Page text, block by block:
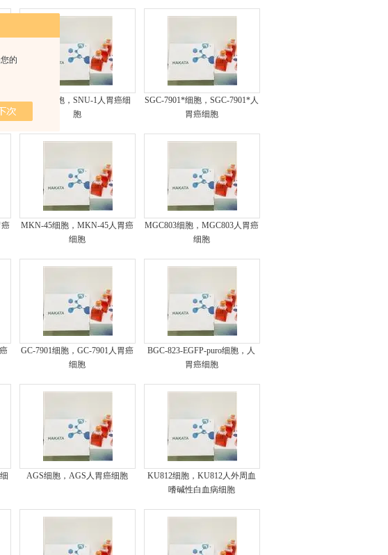
的
SNU-1细胞，SNU-1人胃癌细
胞
SGC-7901*细胞，SGC-7901*人
胃癌细胞
MKN-45细胞，MKN-45人胃癌
细胞
MGC803细胞，MGC803人胃癌
细胞
GC-7901细胞，GC-7901人胃癌
细胞
BGC-823-EGFP-puro细胞，人
胃癌细胞
AGS细胞，AGS人胃癌细胞
KU812细胞，KU812人外周血
嗜碱性白血病细胞